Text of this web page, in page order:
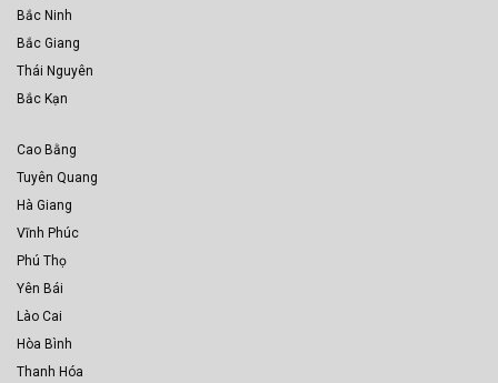
Bắc Ninh
Bắc Giang
Thái Nguyên
Bắc Kạn
Cao Bằng
Tuyên Quang
Hà Giang
Vĩnh Phúc
Phú Thọ
Yên Bái
Lào Cai
Hòa Bình
Thanh Hóa